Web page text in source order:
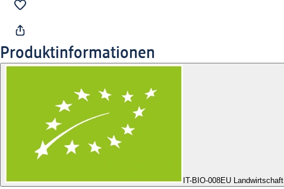
Produktinformationen
IT-BIO-008EU Landwirtschaft